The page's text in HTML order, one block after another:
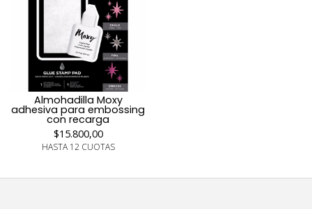
Almohadilla Moxy
adhesiva para embossing
con recarga
$15.800,00
HASTA 12 CUOTAS